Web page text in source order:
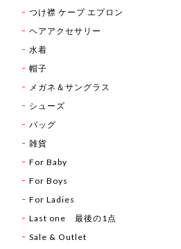
つけ襟 ケープ エプロン
ヘアアクセサリー
水着
帽子
メガネ＆サングラス
シューズ
バッグ
雑貨
For Baby
For Boys
For Ladies
Last one 最後の1点
Sale & Outlet